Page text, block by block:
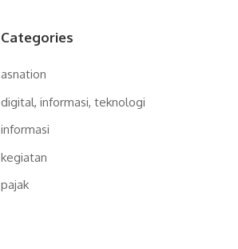
Categories
asnation
digital, informasi, teknologi
informasi
kegiatan
pajak